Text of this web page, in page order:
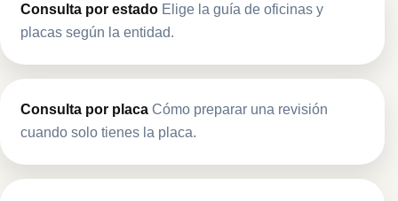
Consulta por estado Elige la guía de oficinas y
placas según la entidad.
Consulta por placa Cómo preparar una revisión
cuando solo tienes la placa.